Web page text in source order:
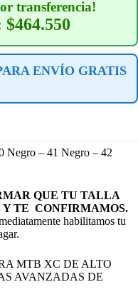
transferencia!
ENVÍO GRATIS
Negro – 41 Negro – 42
QUE TU TALLA
Y TE CONFIRMAMOS.
habilitamos tu
MTB XC DE ALTO
AVANZADAS DE